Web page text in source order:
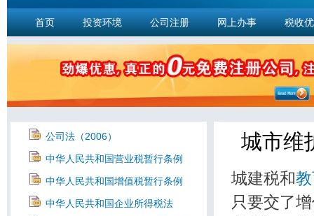
首页 投资环境 公司注册 网上办事 税收
公司法（2006）
中华人民共和国营业税暂行条例
中华人民共和国增值税暂行条例
中华人民共和国企业所得税法
城市维
城建税和
只要交了